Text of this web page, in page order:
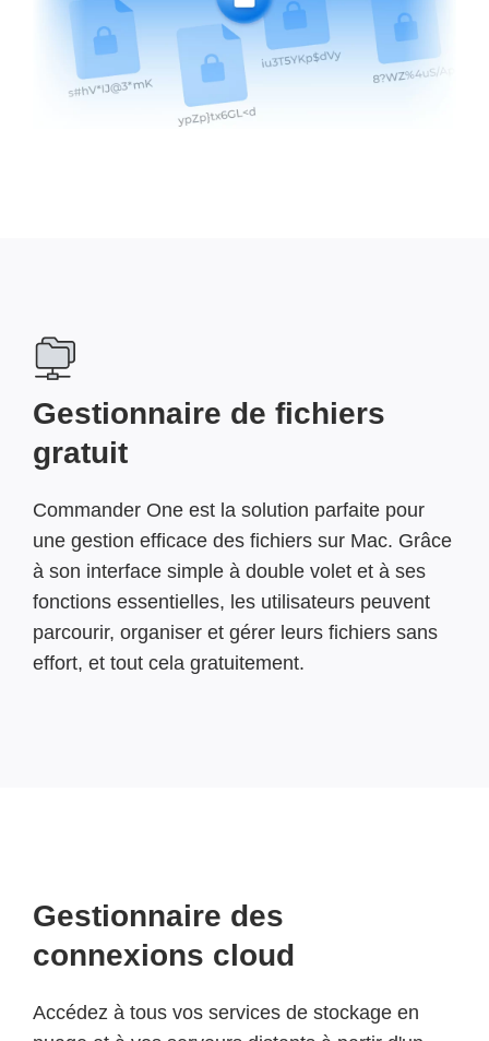
Gestionnaire de fichiers
gratuit
Commander One est la solution parfaite pour
une gestion efficace des fichiers sur Mac. Grâce
à son interface simple à double volet et à ses
fonctions essentielles, les utilisateurs peuvent
parcourir, organiser et gérer leurs fichiers sans
effort, et tout cela gratuitement.
Gestionnaire des
connexions cloud
Accédez à tous vos services de stockage en